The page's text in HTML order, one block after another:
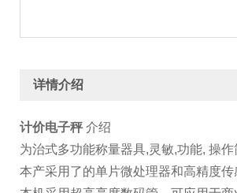
详情介绍
计价电子秤介绍
为治式多功能称量器具,灵敏,功能, 操作
本产采用了的单片微处理器和高精度传